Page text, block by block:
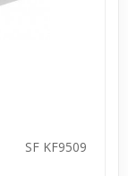
SF KF9509